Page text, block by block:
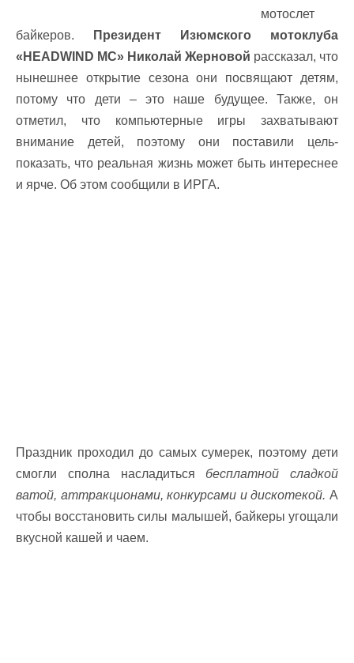
мотослет
байкеров.
Президент Изюмского мотоклуба
«HEADWIND MC» Николай Жерновой рассказал, что
нынешнее открытие сезона они посвящают детям,
потому что дети – это наше будущее. Также, он
отметил, что компьютерные игры захватывают
внимание детей, поэтому они поставили цель-
показать, что реальная жизнь может быть интереснее
и ярче. Об этом сообщили в ИРГА.
Праздник проходил до самых сумерек, поэтому дети
смогли сполна насладитьсябесплатной сладкой
ватой, аттракционами, конкурсами и дискотекой. А
чтобы восстановить силы малышей, байкеры угощали
вкусной кашей и чаем.